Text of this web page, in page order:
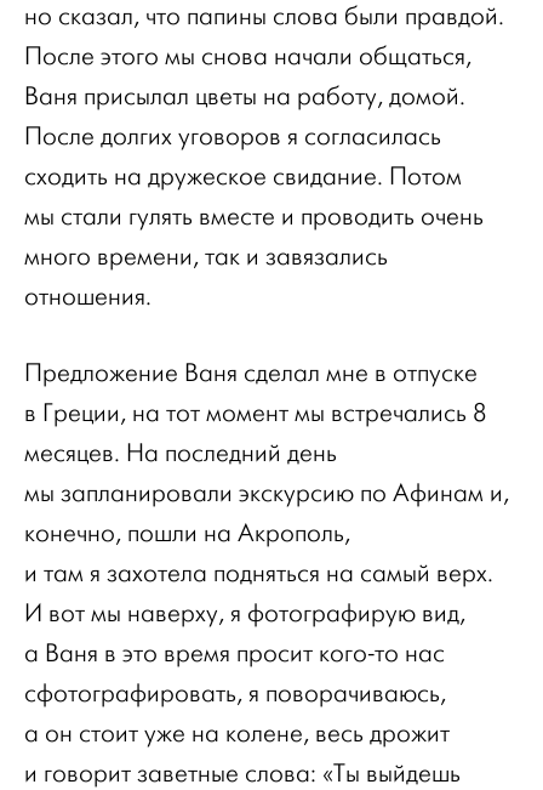
но сказал, что папины слова были правдой.
После этого мы снова начали общаться,
Ваня присылал цветы на работу, домой.
После долгих уговоров я согласилась
сходить на дружеское свидание. Потом
мы стали гулять вместе и проводить очень
много времени, так и завязались
отношения.
Предложение Ваня сделал мне в отпуске
в Греции, на тот момент мы встречались 8
месяцев. На последний день
мы запланировали экскурсию по Афинам и,
конечно, пошли на Акрополь,
и там я захотела подняться на самый верх.
И вот мы наверху, я фотографирую вид,
а Ваня в это время просит кого-то нас
сфотографировать, я поворачиваюсь,
а он стоит уже на колене, весь дрожит
и говорит заветные слова: «Ты выйдешь